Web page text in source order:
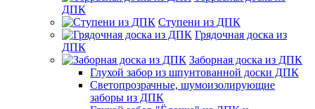
ДПК
Ступени из ДПК
Грядочная доска из
ДПК
Заборная доска из ДПК
Глухой забор из шпунтованной доски ДПК
Светопрозрачные, шумоизолирующие
заборы из ДПК